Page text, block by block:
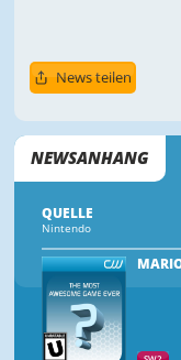
News teilen
NEWSANHANG
QUELLE
Nintendo